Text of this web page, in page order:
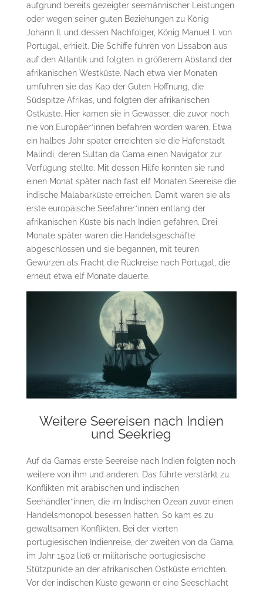
aufgrund bereits gezeigter seemännischer Leistungen
oder wegen seiner guten Beziehungen zu König
Johann II. und dessen Nachfolger, König Manuel I. von
Portugal, erhielt. Die Schiffe fuhren von Lissabon aus
auf den Atlantik und folgten in größerem Abstand der
afrikanischen Westküste. Nach etwa vier Monaten
umfuhren sie das Kap der Guten Hoffnung, die
Südspitze Afrikas, und folgten der afrikanischen
Ostküste. Hier kamen sie in Gewässer, die zuvor noch
nie von Europäer*innen befahren worden waren. Etwa
ein halbes Jahr später erreichten sie die Hafenstadt
Malindi, deren Sultan da Gama einen Navigator zur
Verfügung stellte. Mit dessen Hilfe konnten sie rund
einen Monat später nach fast elf Monaten Seereise die
indische Malabarküste erreichen. Damit waren sie als
erste europäische Seefahrer*innen entlang der
afrikanischen Küste bis nach Indien gefahren. Drei
Monate später waren die Handelsgeschäfte
abgeschlossen und sie begannen, mit teuren
Gewürzen als Fracht die Rückreise nach Portugal, die
erneut etwa elf Monate dauerte.
Weitere Seereisen nach Indien
und Seekrieg
Auf da Gamas erste Seereise nach Indien folgten noch
weitere von ihm und anderen. Das führte verstärkt zu
Konflikten mit arabischen und indischen
Seehändler*innen, die im Indischen Ozean zuvor einen
Handelsmonopol besessen hatten. So kam es zu
gewaltsamen Konflikten. Bei der vierten
portugiesischen Indienreise, der zweiten von da Gama,
im Jahr 1502 ließ er militärische portugiesische
Stützpunkte an der afrikanischen Ostküste errichten.
Vor der indischen Küste gewann er eine Seeschlacht